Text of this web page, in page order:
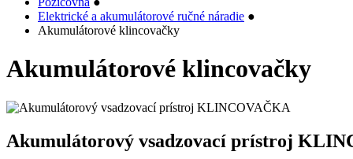
Elektrické a akumulátorové ručné náradie ●
Akumulátorové klincovačky
Akumulátorové klincovačky
Akumulátorový vsadzovací prístroj